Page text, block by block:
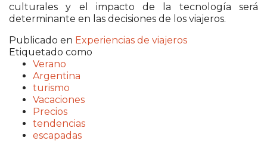
culturales y el impacto de la tecnología será
determinante en las decisiones de los viajeros.
Publicado en Experiencias de viajeros
Etiquetado como
Verano
Argentina
turismo
Vacaciones
Precios
tendencias
escapadas